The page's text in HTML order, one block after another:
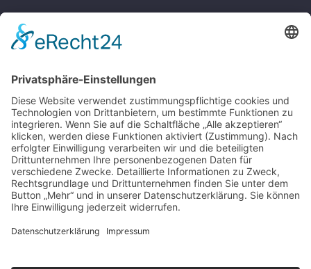
Montag – Donnerstag 08:00 – 17:00 Uhr
Samstag nach Vereinbarung
Parkplätze sind hinter dem Bürohaus vorhanden.
SONSTIGE
Kontakt
Schlagworte-Übersicht
Impressum
Datenschutz